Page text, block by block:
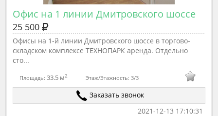
Офис на 1 линии Дмитровского шоссе
25 500
Офисы на 1-й линии Дмитровского шоссе в торгово-
складском комплексе ТЕХНОПАРК аренда. Отдельно
сто...
Площадь: 33.5 м2 Этаж/Этажность: 3/3
Заказать звонок
2021-12-13 17:10:31